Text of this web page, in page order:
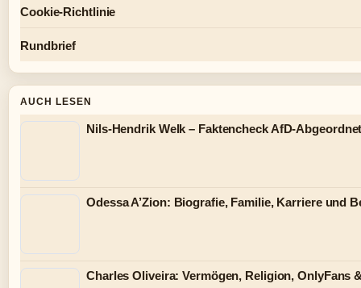
Cookie-Richtlinie
Rundbrief
AUCH LESEN
Nils-Hendrik Welk – Faktencheck AfD-
Odessa A’Zion: Biografie, Familie, Karriere und
Charles Oliveira: Vermögen, Religion, OnlyFans